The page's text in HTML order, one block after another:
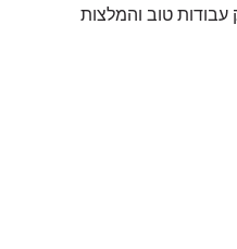
טוב והמלצות